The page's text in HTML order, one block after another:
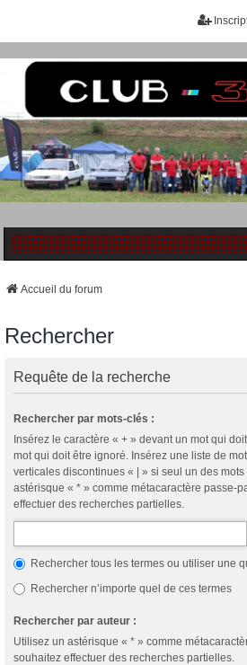
Accueil du forum
Rechercher
Requête de la recherche
Rechercher par mots-clés :
Insérez le caractère « + » devant un mot qui
mot qui doit être ignoré. Insérez une liste de
verticales discontinues « | » si seul un des
astérisque « * » comme métacaractère passe-
effectuer des recherches partielles.
Rechercher tous les termes ou utiliser une
Rechercher n’importe quel de ces termes
Rechercher par auteur :
Utilisez un astérisque « * » comme
souhaitez effectuer des recherches partielles.